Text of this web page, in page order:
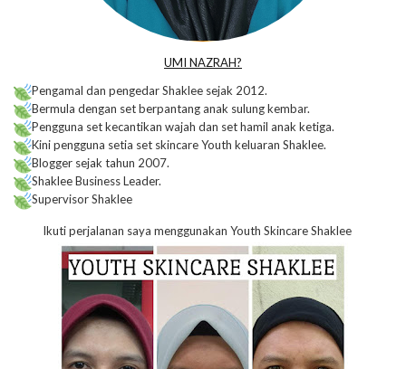
UMI NAZRAH?
Pengamal dan pengedar Shaklee sejak 2012.
Bermula dengan set berpantang anak sulung kembar.
Pengguna set kecantikan wajah dan set hamil anak ketiga.
Kini pengguna setia set skincare Youth keluaran Shaklee.
Blogger sejak tahun 2007.
Shaklee Business Leader.
Supervisor Shaklee
Ikuti perjalanan saya menggunakan Youth Skincare Shaklee